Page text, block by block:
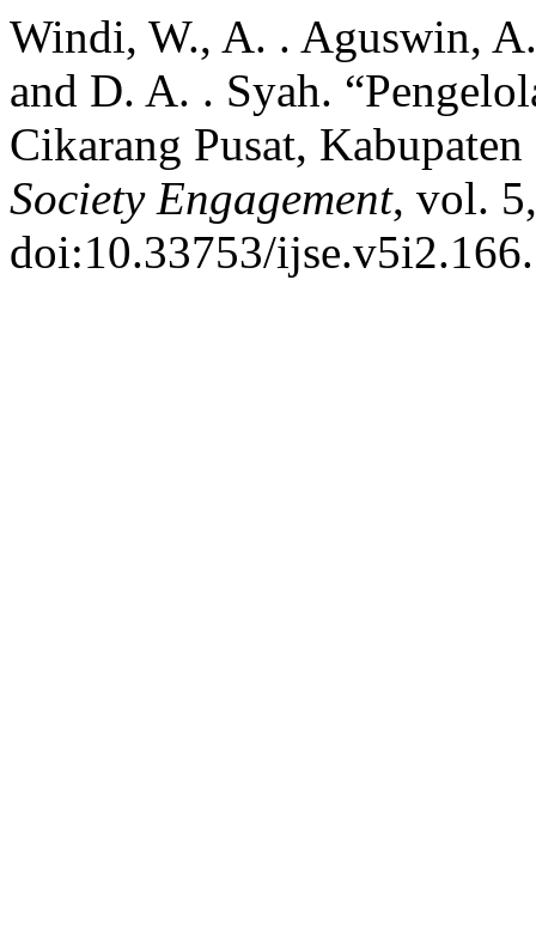
Windi, W., A. . Aguswin,
and D. A. . Syah.
Cikarang Pusat,
Society Engagement, vol.
doi:10.33753/ijse.v5i2.166.